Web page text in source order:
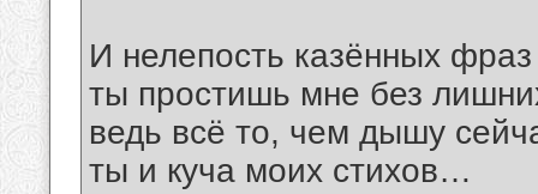
И нелепость казённых фраз
ты простишь мне без
ведь всё то, чем дышу
ты и куча моих стихов…